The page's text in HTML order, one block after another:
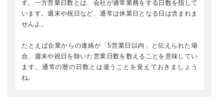
す。一方営業日数とは、会社が通常業務をする日数を指して
います。週末や祝日など、通常は休業日となる日は含まれま
せんよ。
たとえば企業からの連絡が「5営業日以内」と伝えられた場
合、週末や祝日を除いた営業日数を数えることを意味してい
ます。通常の暦の日数とは違うことを覚えておきましょう
ね。